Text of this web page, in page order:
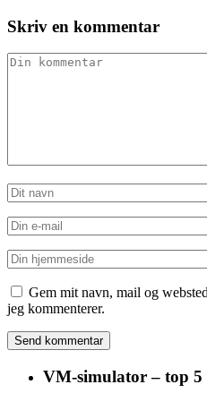
Skriv en kommentar
Gem mit navn, mail og
jeg kommenterer.
VM-simulator – top 5